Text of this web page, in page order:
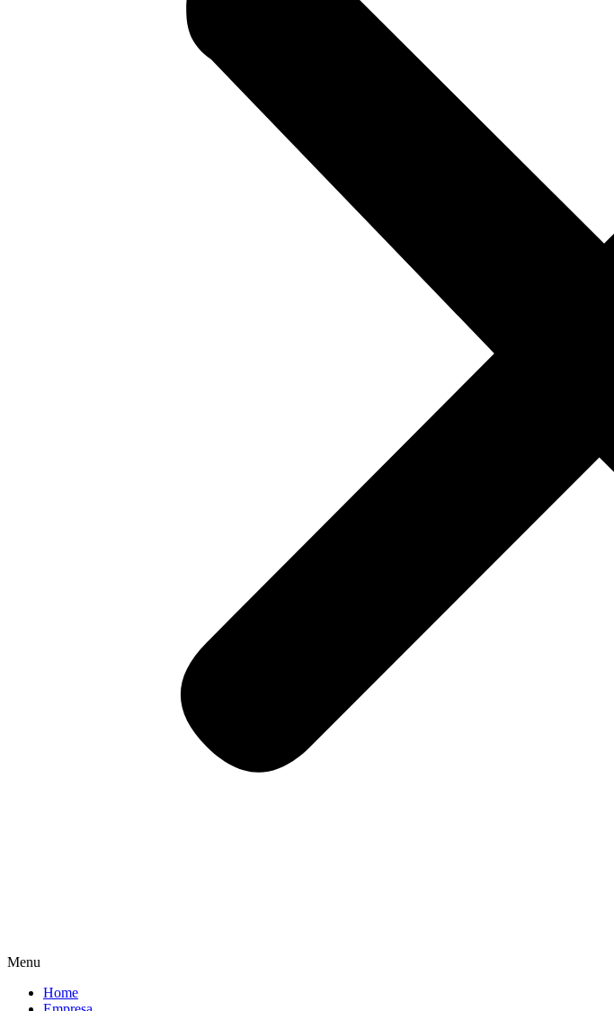
Menu
Home